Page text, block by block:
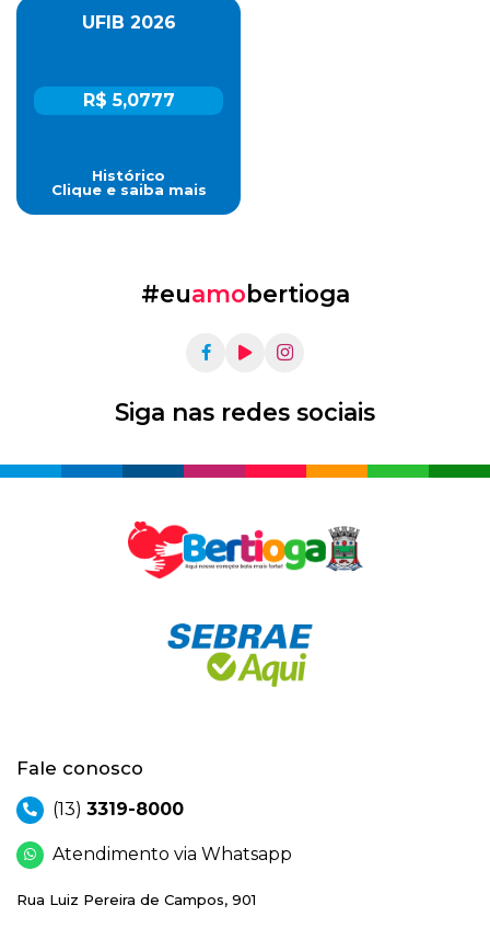
UFIB 2026
R$ 5,0777
Histórico
Clique e saiba mais
#euamobertioga
Siga nas redes sociais
Fale conosco
(13) 3319-8000
Atendimento via Whatsapp
Rua Luiz Pereira de Campos, 901